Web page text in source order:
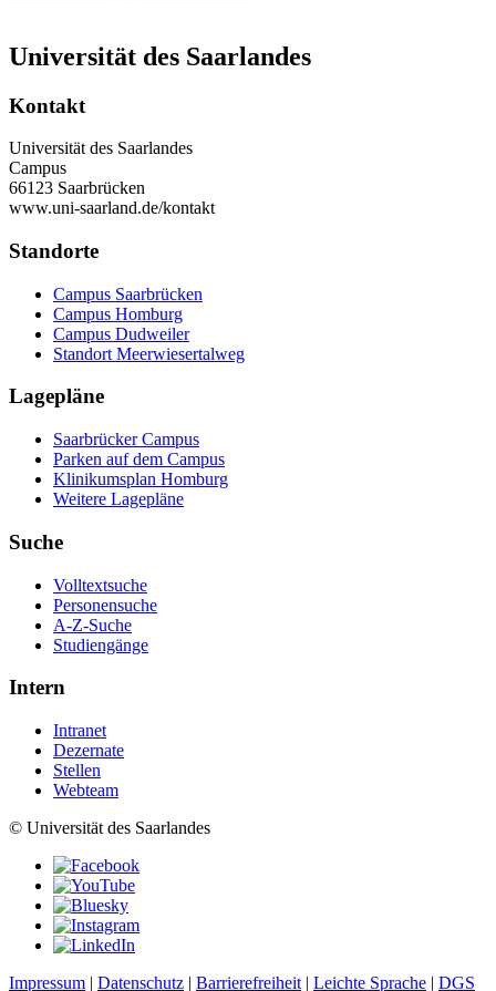
Universität des Saarlandes
Kontakt
Universität des Saarlandes
Campus
66123 Saarbrücken
www.uni-saarland.de/kontakt
Standorte
Campus Saarbrücken
Campus Homburg
Campus Dudweiler
Standort Meerwiesertalweg
Lagepläne
Saarbrücker Campus
Parken auf dem Campus
Klinikumsplan Homburg
Weitere Lagepläne
Suche
Volltextsuche
Personensuche
A-Z-Suche
Studiengänge
Intern
Intranet
Dezernate
Stellen
Webteam
© Universität des Saarlandes
Impressum | Datenschutz | Barrierefreiheit | Leichte Sprache | DGS